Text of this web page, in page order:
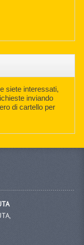
siete interessati,
inviando
di cartello per